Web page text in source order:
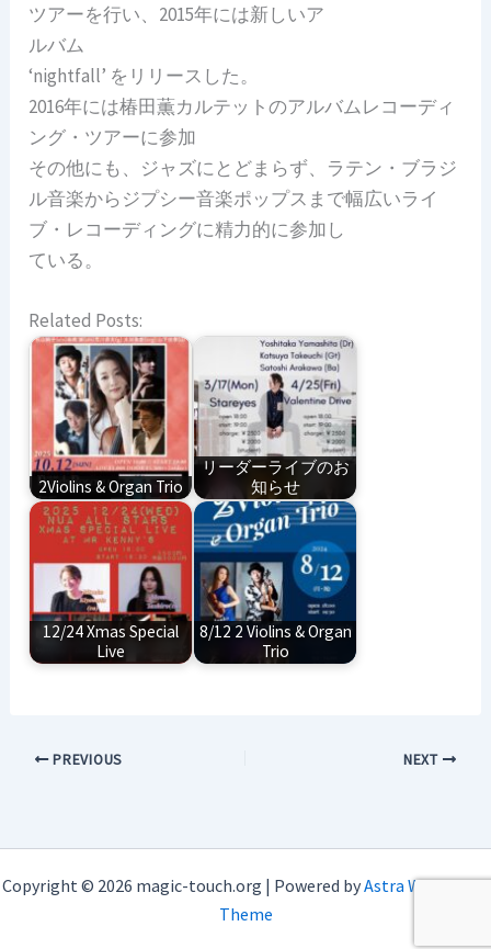
ツアーを行い、2015年には新しいア
ルバム
‘nightfall’ をリリースした。
2016年には椿田薫カルテットのアルバムレコーディ
ング・ツアーに参加
その他にも、ジャズにとどまらず、ラテン・ブラジ
ル音楽からジプシー音楽ポップスまで幅広いライ
ブ・レコーディングに精力的に参加し
ている。
Related Posts:
2Violins & Organ Trio
リーダーライブのお
知らせ
12/24 Xmas Special
Live
8/12 2 Violins & Organ
Trio
PREVIOUS NEXT
Copyright © 2026 magic-touch.org | Powered byAstra WordPress
Theme